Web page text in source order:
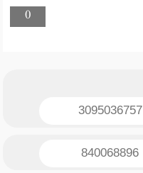
0
3095036757
840068896